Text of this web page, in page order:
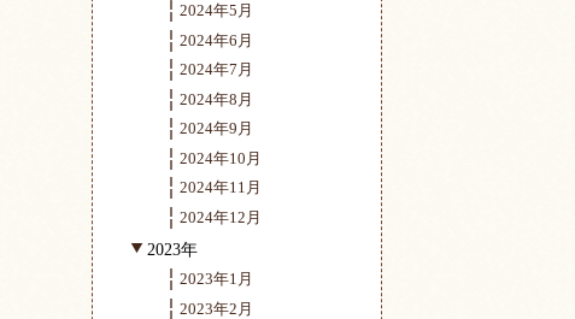
2024年5月
2024年6月
2024年7月
2024年8月
2024年9月
2024年10月
2024年11月
2024年12月
2023年
2023年1月
2023年2月